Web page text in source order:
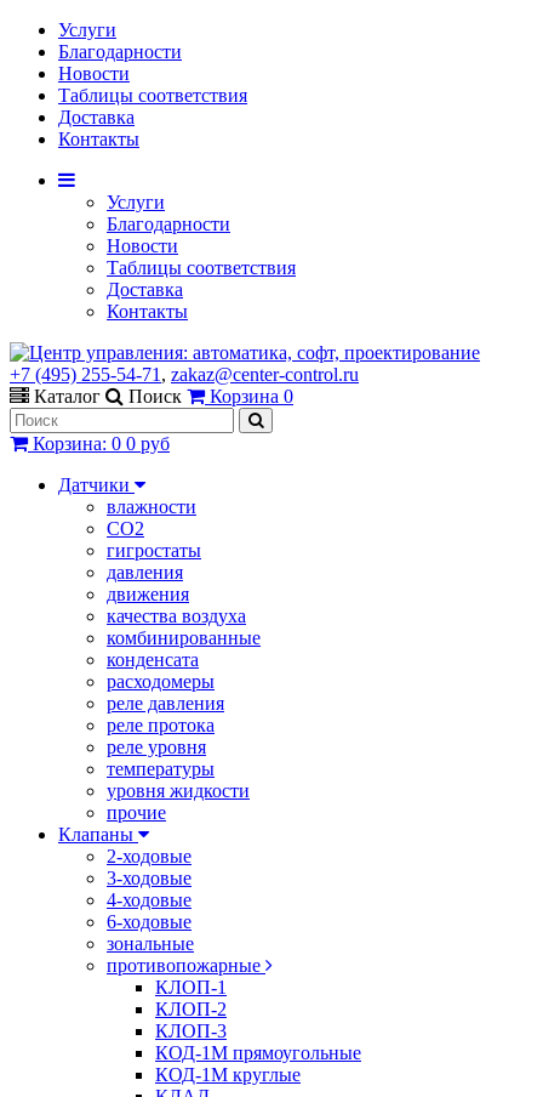
Услуги
Благодарности
Новости
Таблицы соответствия
Доставка
Контакты
Услуги
Благодарности
Новости
Таблицы соответствия
Доставка
Контакты
+7 (495) 255-54-71 , zakaz@center-control.ru
Каталог
Поиск Корзина 0
Корзина: 0 0 руб
Датчики
влажности
CO2
гигростаты
давления
движения
качества воздуха
комбинированные
конденсата
расходомеры
реле давления
реле протока
реле уровня
температуры
уровня жидкости
прочие
Клапаны
2-ходовые
3-ходовые
4-ходовые
6-ходовые
зональные
противопожарные
КЛОП-1
КЛОП-2
КЛОП-3
КОД-1М прямоугольные
КОД-1М круглые